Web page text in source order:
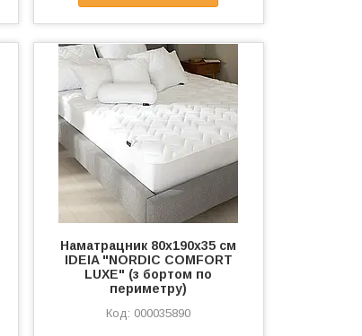
Наматрацник 80х190х35 см
IDEIA "NORDIC СOMFORT
LUXE" (з бортом по
периметру)
000035890